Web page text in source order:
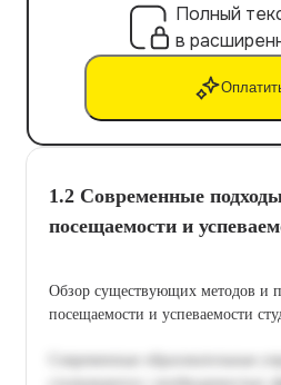
Полный
в
1.2 Современные
посещаемости и
Обзор существующих методов и
посещаемости и успеваемости